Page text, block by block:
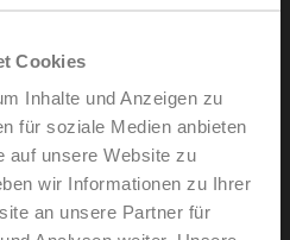
Cookies
Inhalte und Anzeigen zu
für soziale Medien anbieten
auf unsere Website zu
wir Informationen zu Ihrer
an unsere Partner für
S2
PN 25, ps 2500 kPa,
5...150°C [41...302°F]